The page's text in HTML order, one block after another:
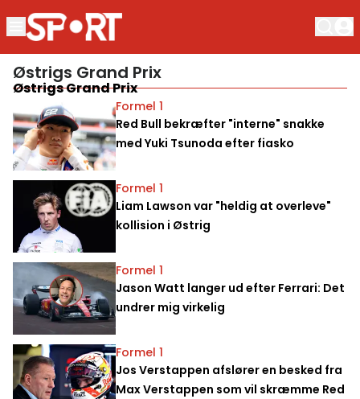
Østrigs Grand Prix
Østrigs Grand Prix
Formel 1
Red Bull bekræfter "interne" snakke
med Yuki Tsunoda efter fiasko
Formel 1
Liam Lawson var "heldig at overleve"
kollision i Østrig
Formel 1
Jason Watt langer ud efter Ferrari: Det
undrer mig virkelig
Formel 1
Jos Verstappen afslører en besked fra
Max Verstappen som vil skræmme Red